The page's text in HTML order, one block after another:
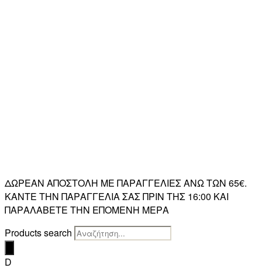
ΔΩΡΕΑΝ ΑΠΟΣΤΟΛΗ ΜΕ ΠΑΡΑΓΓΕΛΙΕΣ ΑΝΩ ΤΩΝ 65€.
ΚΑΝΤΕ ΤΗΝ ΠΑΡΑΓΓΕΛΙΑ ΣΑΣ ΠΡΙΝ ΤΗΣ 16:00 ΚΑΙ
ΠΑΡΑΛΑΒΕΤΕ ΤΗΝ ΕΠΟΜΕΝΗ ΜΕΡΑ
Products search
D